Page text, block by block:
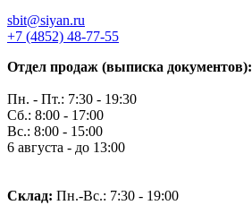
sbit@siyan.ru
+7 (4852) 48-77-55
Отдел продаж (выписка документов):
Пн. - Пт.: 7:30 - 19:30
Сб.: 8:00 - 17:00
Вс.: 8:00 - 15:00
6 августа - до 13:00
Склад: Пн.-Вс.: 7:30 - 19:00